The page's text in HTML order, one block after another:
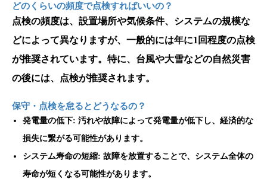
どのくらいの頻度で点検すればいいの？
点検の頻度は、設置場所や気候条件、システムの規模な
どによって異なりますが、一般的には年に1回程度の点検
が推奨されています。特に、台風や大雪などの自然災害
の後には、点検が推奨されます。
保守・点検を怠るとどうなるの？
発電量の低下: 汚れや故障によって発電量が低下し、経済的な
損失に繋がる可能性があります。
システム寿命の短縮: 故障を放置することで、システム全体の
寿命が短くなる可能性があります。